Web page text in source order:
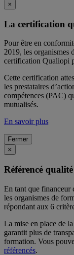
×
La certification
Pour être en
2019, les organismes
certification Qualiopi
Cette certification
les prestataires
compétences (PAC)
mutualisés.
En savoir plus
Fermer
×
Référencé
En tant que financeur
les organismes de
répondant aux 6
La mise en place de
garantit plus de
formation. Vous
référencés.